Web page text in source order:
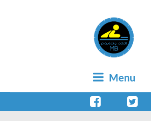
Menu